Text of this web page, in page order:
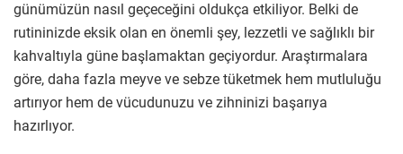
günümüzün nasıl geçeceğini oldukça etkiliyor. Belki de
rutininizde eksik olan en önemli şey, lezzetli ve sağlıklı bir
kahvaltıyla güne başlamaktan geçiyordur. Araştırmalara
göre, daha fazla meyve ve sebze tüketmek hem mutluluğu
artırıyor hem de vücudunuzu ve zihninizi başarıya
hazırlıyor.